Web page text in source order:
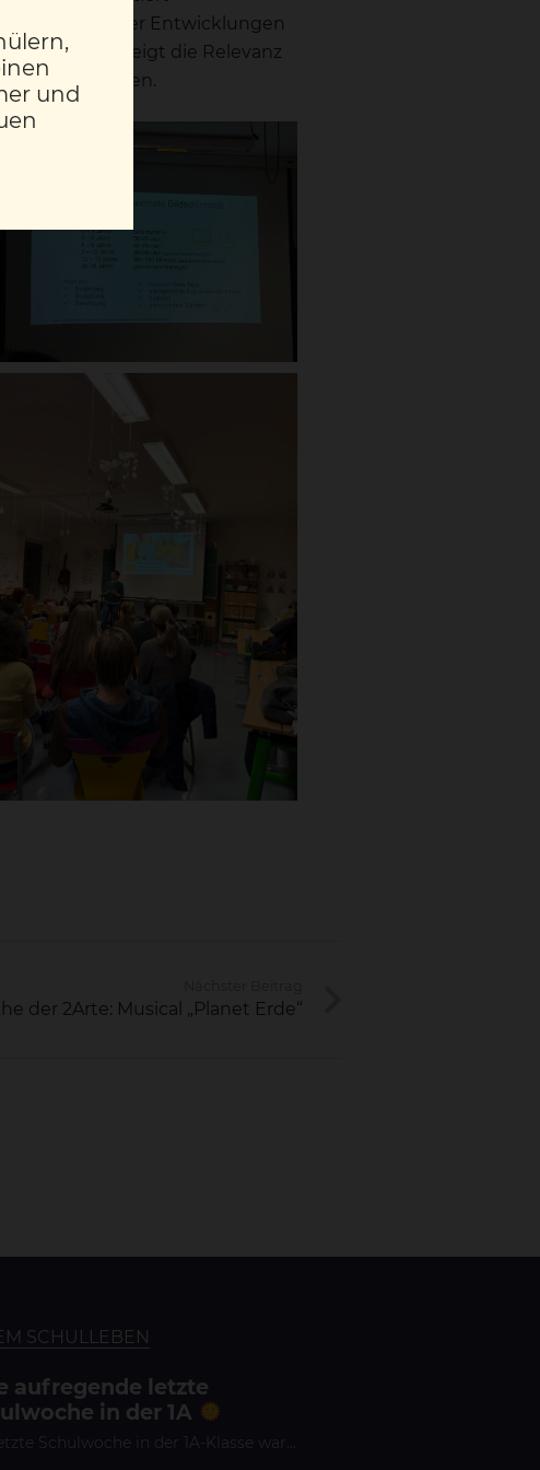
digitaler Entwicklungen
haben, zeigt die Relevanz
werden.
der 2Arte: Musical „Planet Erde“
SCHULLEBEN
aufregende letzte
in der 1A
Schulwoche in der 1A-Klasse war…
und